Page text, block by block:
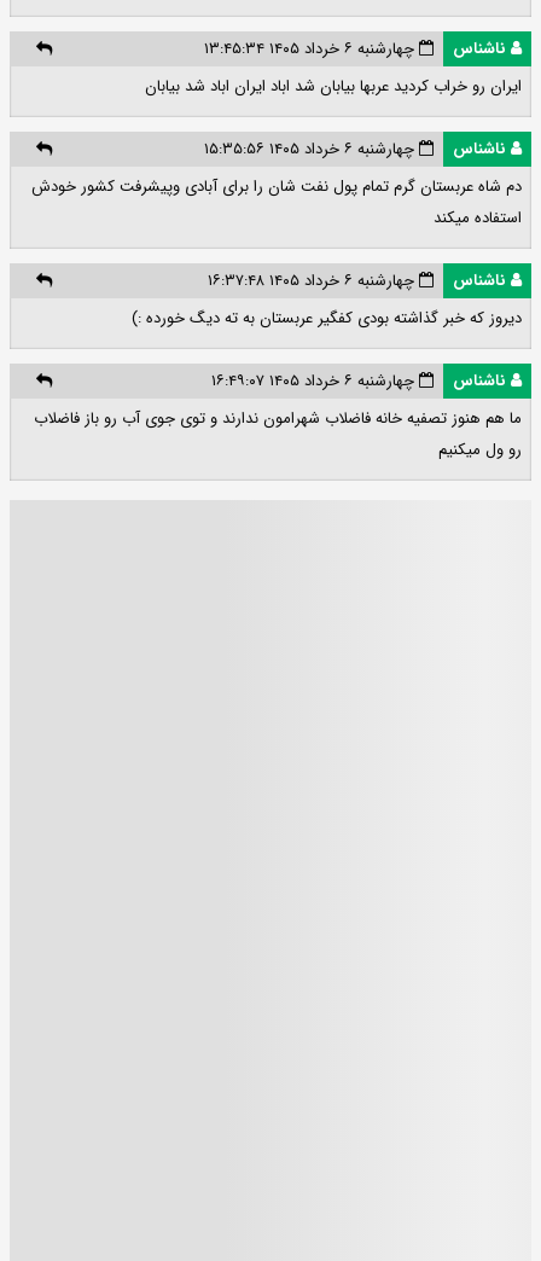
ناشناس
چهارشنبه ۶ خرداد ۱۴۰۵ ۱۳:۴۵:۳۴
ایران رو خراب کردید عربها بیابان شد اباد ایران اباد شد بیابان
ناشناس
چهارشنبه ۶ خرداد ۱۴۰۵ ۱۵:۳۵:۵۶
دم شاه عربستان گرم تمام پول نفت شان را برای آبادی وپیشرفت کشور خودش
استفاده میکند
ناشناس
چهارشنبه ۶ خرداد ۱۴۰۵ ۱۶:۳۷:۴۸
دیروز که خبر گذاشته بودی کفگیر عربستان به ته دیگ خورده :)
ناشناس
چهارشنبه ۶ خرداد ۱۴۰۵ ۱۶:۴۹:۰۷
ما هم هنوز تصفیه خانه فاضلاب شهرامون ندارند و توی جوی آب رو باز فاضلاب
رو ول میکنیم